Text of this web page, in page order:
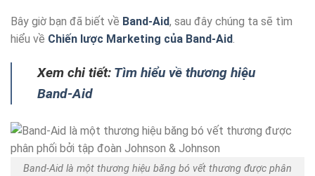
Bây giờ bạn đã biết về Band-Aid, sau đây chúng ta sẽ tìm
hiểu về Chiến lược Marketing của Band-Aid.
Xem chi tiết: Tìm hiểu về thương hiệu
Band-Aid
Band-Aid là một thương hiệu băng bó vết thương được phân